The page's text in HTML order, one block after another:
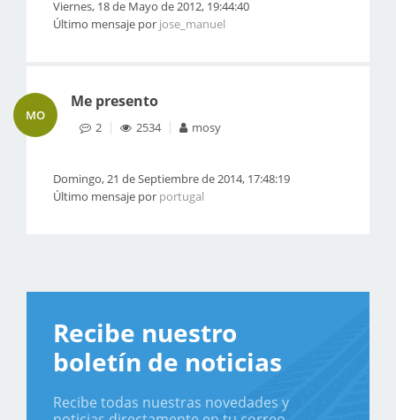
Viernes, 18 de Mayo de 2012, 19:44:40
Último mensaje por jose_manuel
MO
Me presento
2 2534 mosy
Domingo, 21 de Septiembre de 2014, 17:48:19
Último mensaje por portugal
Recibe nuestro
boletín de noticias
Recibe todas nuestras novedades y